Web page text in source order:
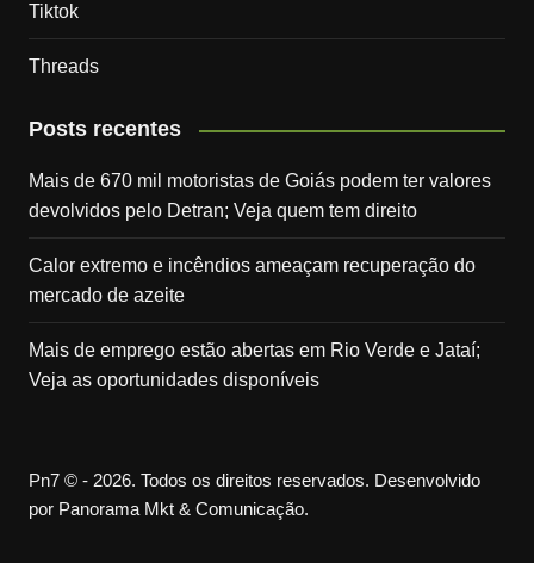
Tiktok
Threads
Posts recentes
Mais de 670 mil motoristas de Goiás podem ter valores
devolvidos pelo Detran; Veja quem tem direito
Calor extremo e incêndios ameaçam recuperação do
mercado de azeite
Mais de emprego estão abertas em Rio Verde e Jataí;
Veja as oportunidades disponíveis
Pn7 © - 2026. Todos os direitos reservados. Desenvolvido
por Panorama Mkt & Comunicação.